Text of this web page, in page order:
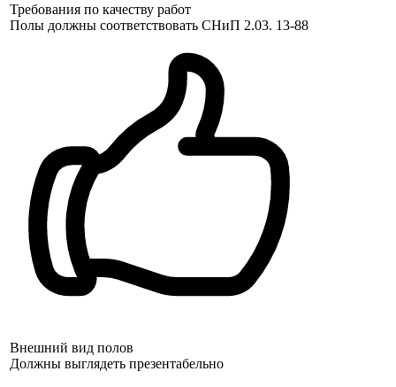
Требования по качеству работ
Полы должны соответствовать СНиП 2.03. 13-88
Внешний вид полов
Должны выглядеть презентабельно